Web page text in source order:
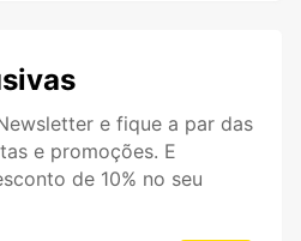
e fique a par das
e promoções. E
de 10% no seu